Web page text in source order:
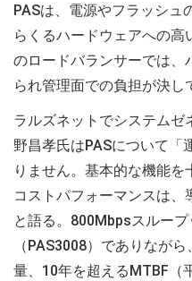
PASは、電源やフラッシュ
らくるハードウェアへの
のロードバランサーでは、
られ管理面での負担が決し
ラルズネットでシステム
野昌孝氏はPASについて「
りません。基本的な機能
コストパフォーマンスは、
と語る。800Mbpsスルー
（PAS3008）でありなが
量、10年を超えるMTBF（